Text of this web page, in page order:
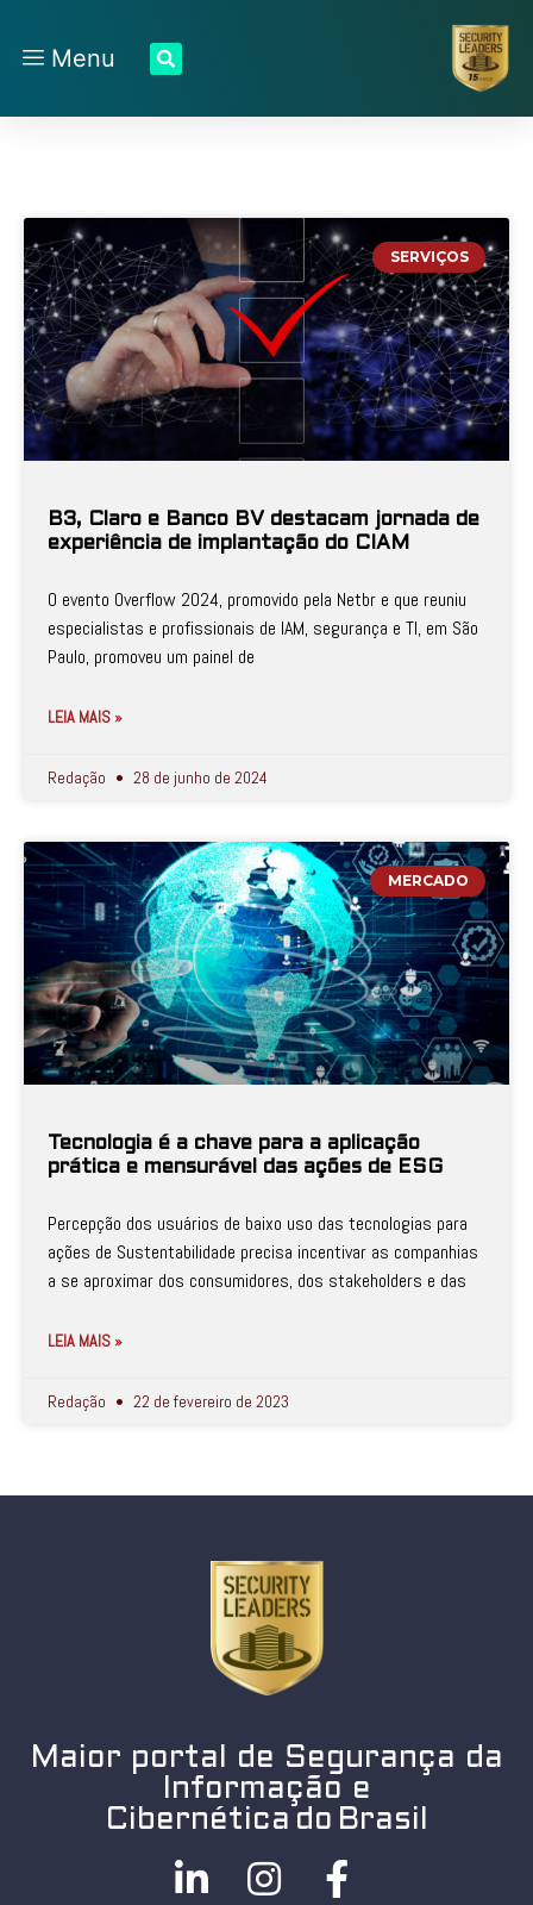
Menu
SERVIÇOS
B3, Claro e Banco BV destacam jornada de
experiência de implantação do CIAM
O evento Overflow 2024, promovido pela Netbr e que reuniu
especialistas e profissionais de IAM, segurança e TI, em São
Paulo, promoveu um painel de
LEIA MAIS »
Redação 28 de junho de 2024
MERCADO
Tecnologia é a chave para a aplicação
prática e mensurável das ações de ESG
Percepção dos usuários de baixo uso das tecnologias para
ações de Sustentabilidade precisa incentivar as companhias
a se aproximar dos consumidores, dos stakeholders e das
LEIA MAIS »
Redação 22 de fevereiro de 2023
Maior portal de Segurança da
Informação e
Cibernética do Brasil